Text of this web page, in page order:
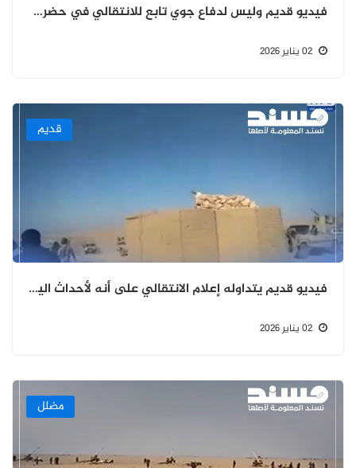
فيديو قديم وليس لدفاع جوي تابع للانتقالي في حضرموت
قديم
فيديو قديم يتداوله إعلام الانتقالي على أنه لأحداث اليوم بحضرموت
مضلل